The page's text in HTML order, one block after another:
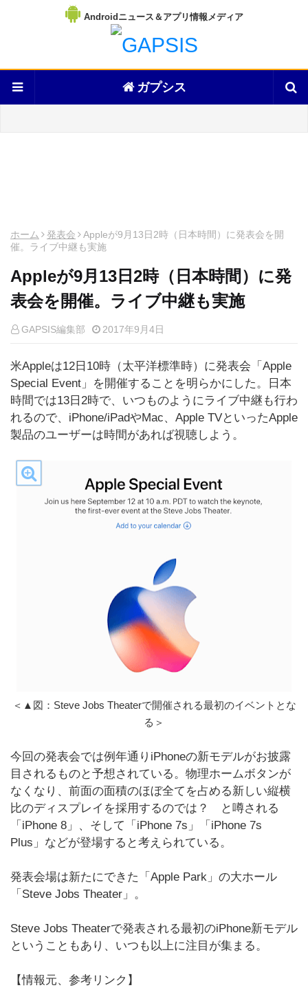
Androidニュース＆アプリ情報メディア
ガプシス
ホーム 発表会
Appleが9月13日2時（日本時間）に発表会を開
催。ライブ中継も実施
Appleが9月13日2時（日本時間）に発
表会を開催。ライブ中継も実施
GAPSIS編集部 2017年9月4日
米Appleは12日10時（太平洋標準時）に発表会「Apple
Special Event」を開催することを明らかにした。日本
時間では13日2時で、いつものようにライブ中継も行わ
れるので、iPhone/iPadやMac、Apple TVといったApple
製品のユーザーは時間があれば視聴しよう。
＜▲図：Steve Jobs Theaterで開催される最初のイベントとな
る＞
今回の発表会では例年通りiPhoneの新モデルがお披露
目されるものと予想されている。物理ホームボタンが
なくなり、前面の面積のほぼ全てを占める新しい縦横
比のディスプレイを採用するのでは？ と噂される
「iPhone 8」、そして「iPhone 7s」「iPhone 7s
Plus」などが登場すると考えられている。
発表会場は新たにできた「Apple Park」の大ホール
「Steve Jobs Theater」。
Steve Jobs Theaterで発表される最初のiPhone新モデル
ということもあり、いつも以上に注目が集まる。
【情報元、参考リンク】